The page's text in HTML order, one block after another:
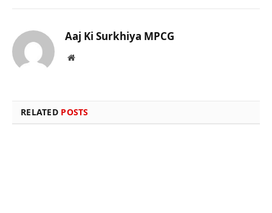
Aaj Ki Surkhiya MPCG
Website
RELATED POSTS